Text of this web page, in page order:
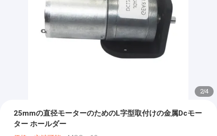
2/4
25mmの直径モーターのためのL字型取付けの金属Dcモー
ター ホールダー